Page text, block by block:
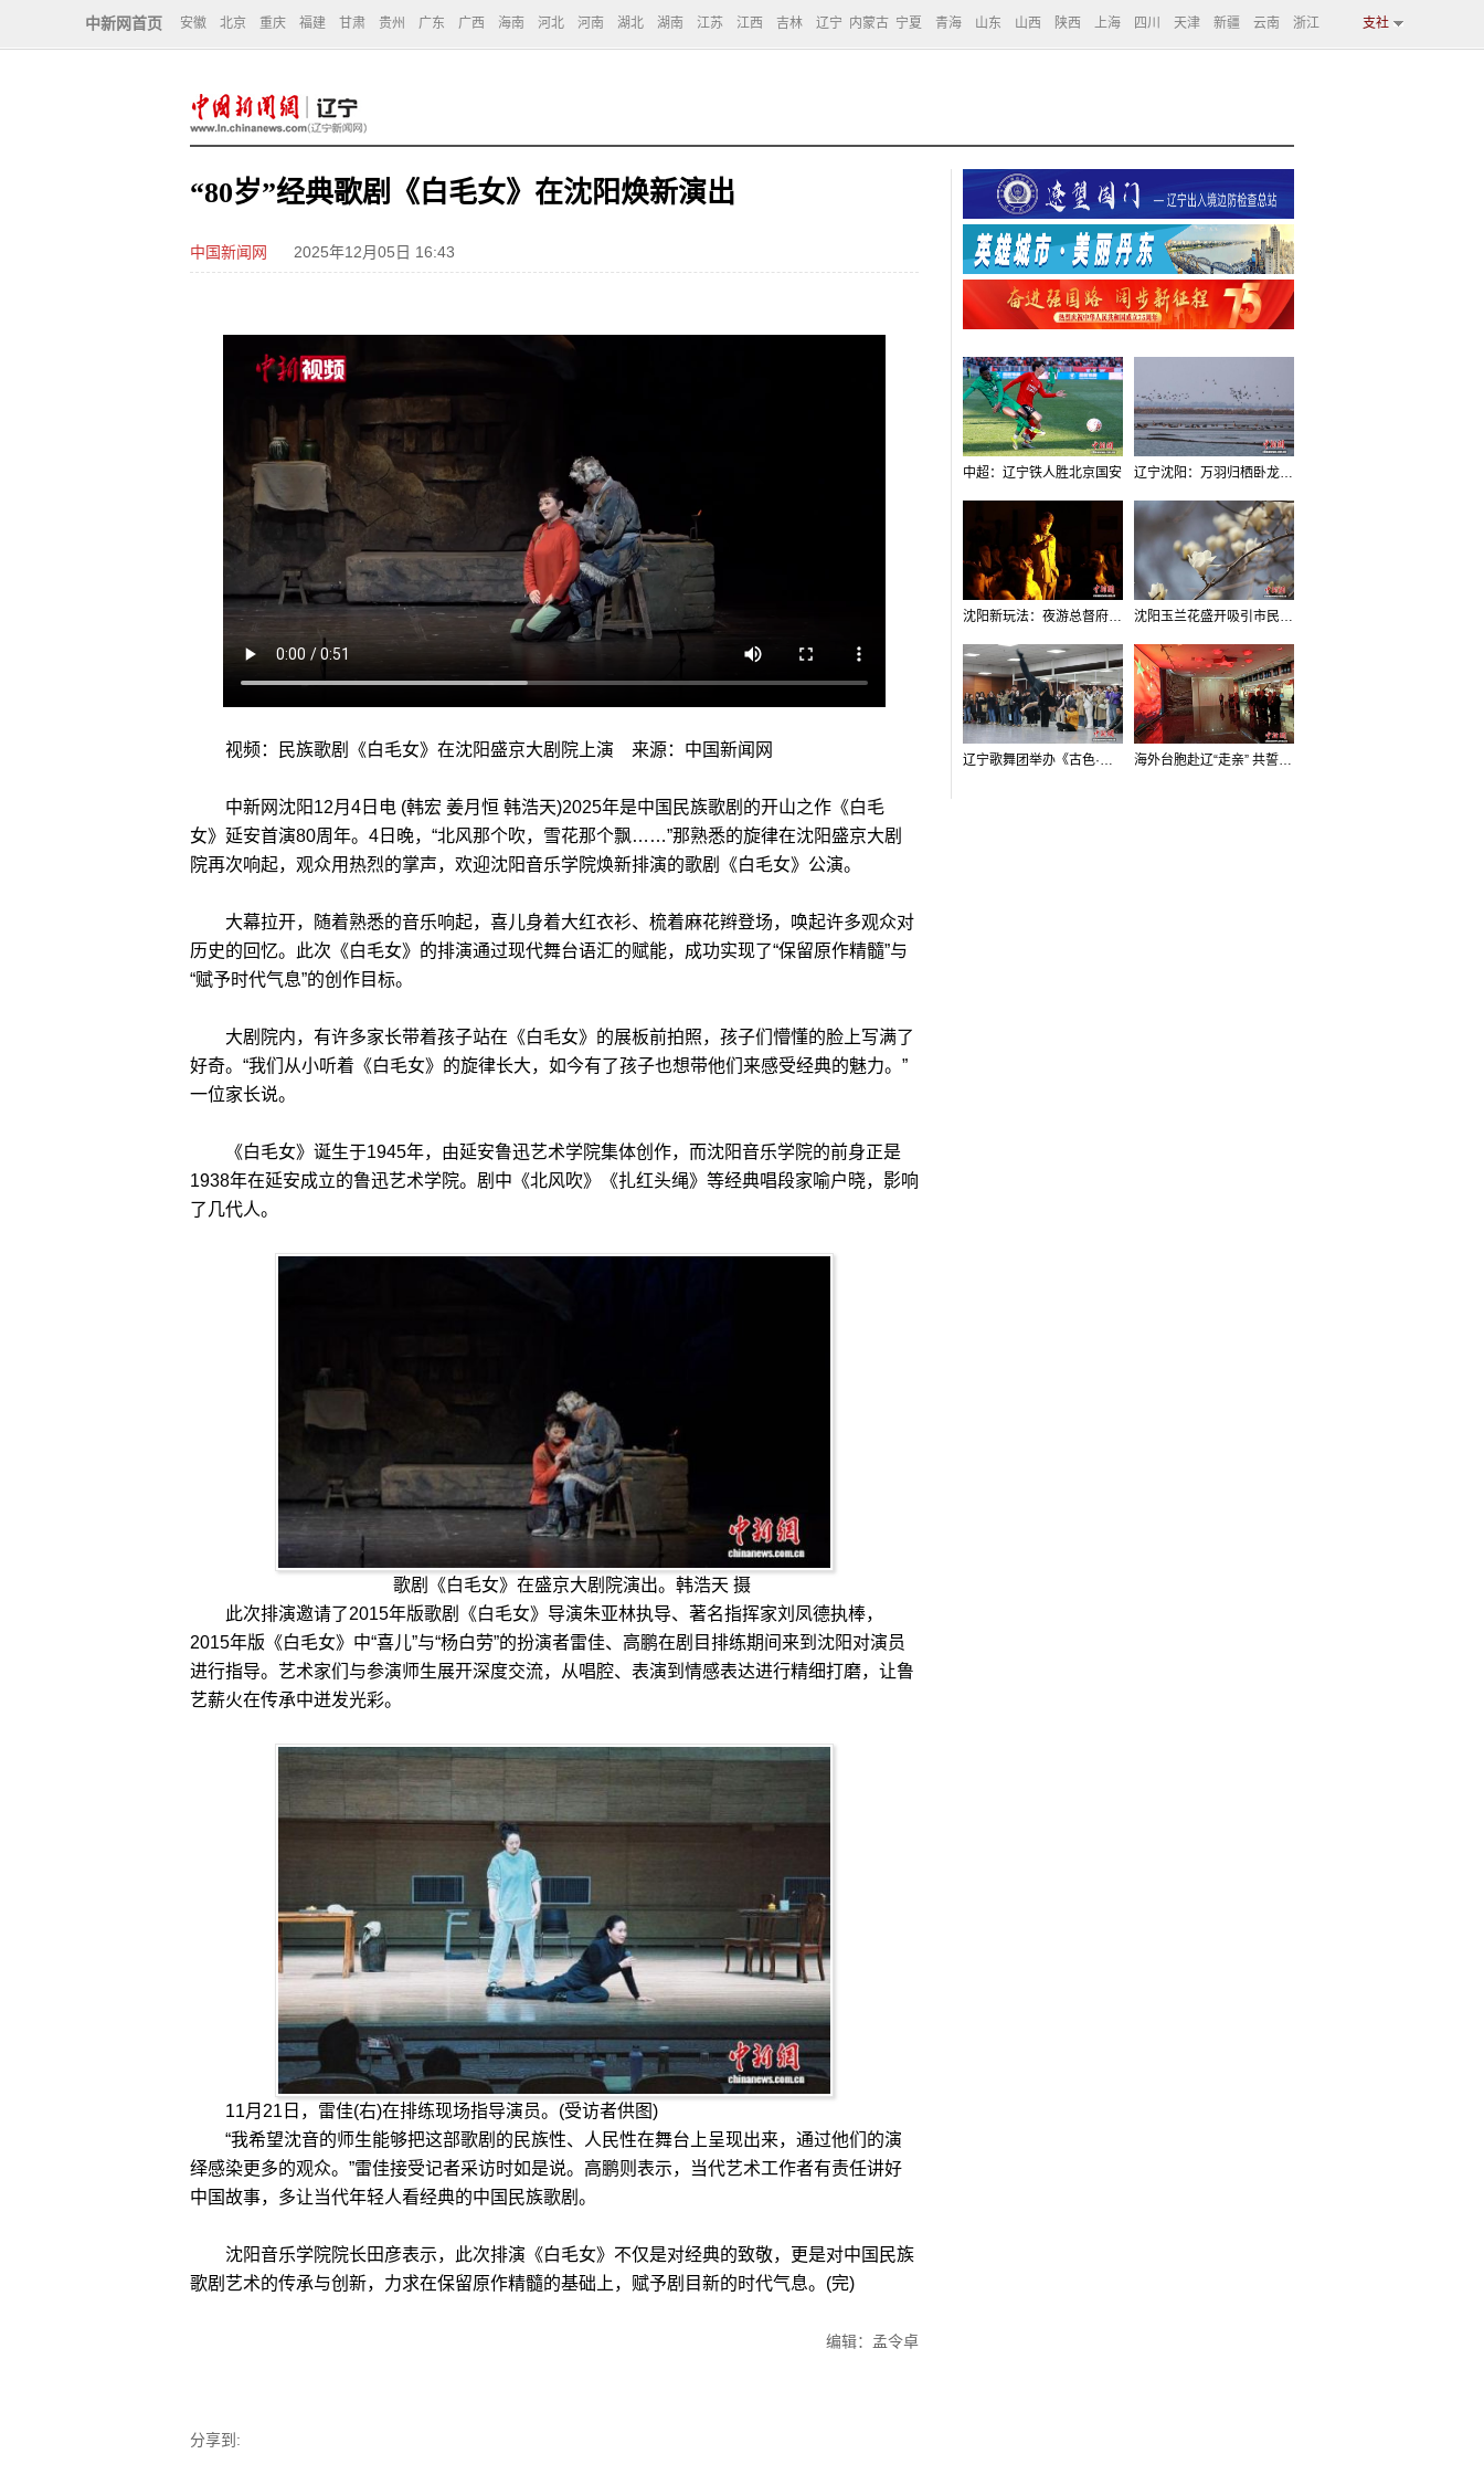
中新网首页 安徽 北京 重庆 福建 甘肃 贵州 广东 广西 海南 河北 河南 湖北 湖南 江苏 江西 吉林 辽宁 内蒙古 宁夏 青海 山东 山西 陕西 上海 四川 天津 新疆 云南 浙江 支社
“80岁”经典歌剧《白毛女》在沈阳焕新演出
中国新闻网 2025年12月05日 16:43
视频：民族歌剧《白毛女》在沈阳盛京大剧院上演 来源：中国新闻网
中新网沈阳12月4日电 (韩宏 姜月恒 韩浩天)2025年是中国民族歌剧的开山之作《白毛
女》延安首演80周年。4日晚，“北风那个吹，雪花那个飘……”那熟悉的旋律在沈阳盛京大剧
院再次响起，观众用热烈的掌声，欢迎沈阳音乐学院焕新排演的歌剧《白毛女》公演。
大幕拉开，随着熟悉的音乐响起，喜儿身着大红衣衫、梳着麻花辫登场，唤起许多观众对
历史的回忆。此次《白毛女》的排演通过现代舞台语汇的赋能，成功实现了“保留原作精髓”与
“赋予时代气息”的创作目标。
大剧院内，有许多家长带着孩子站在《白毛女》的展板前拍照，孩子们懵懂的脸上写满了
好奇。“我们从小听着《白毛女》的旋律长大，如今有了孩子也想带他们来感受经典的魅力。”
一位家长说。
《白毛女》诞生于1945年，由延安鲁迅艺术学院集体创作，而沈阳音乐学院的前身正是
1938年在延安成立的鲁迅艺术学院。剧中《北风吹》《扎红头绳》等经典唱段家喻户晓，影响
了几代人。
歌剧《白毛女》在盛京大剧院演出。韩浩天 摄
此次排演邀请了2015年版歌剧《白毛女》导演朱亚林执导、著名指挥家刘凤德执棒，
2015年版《白毛女》中“喜儿”与“杨白劳”的扮演者雷佳、高鹏在剧目排练期间来到沈阳对演员
进行指导。艺术家们与参演师生展开深度交流，从唱腔、表演到情感表达进行精细打磨，让鲁
艺薪火在传承中迸发光彩。
11月21日，雷佳(右)在排练现场指导演员。(受访者供图)
“我希望沈音的师生能够把这部歌剧的民族性、人民性在舞台上呈现出来，通过他们的演
绎感染更多的观众。”雷佳接受记者采访时如是说。高鹏则表示，当代艺术工作者有责任讲好
中国故事，多让当代年轻人看经典的中国民族歌剧。
沈阳音乐学院院长田彦表示，此次排演《白毛女》不仅是对经典的致敬，更是对中国民族
歌剧艺术的传承与创新，力求在保留原作精髓的基础上，赋予剧目新的时代气息。(完)
编辑：孟令卓
分享到:
中超：辽宁铁人胜北京国安 辽宁沈阳：万羽归栖卧龙湖看群鸟齐飞
沈阳新玩法：夜游总督府，当一回“赴宴者” 沈阳玉兰花盛开吸引市民打卡
辽宁歌舞团举办《古色·国宝辽宁》排练开放日活动 海外台胞赴辽“走亲” 共誓“和平初心”